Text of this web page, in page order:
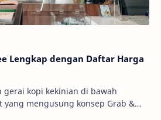
Lengkap dengan Daftar Harga
gerai kopi kekinian di bawah
yang mengusung konsep Grab &